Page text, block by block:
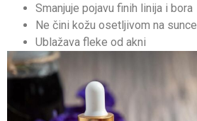
Smanjuje pojavu finih linija i bora
Ne čini kožu osetljivom na sunce
Ublažava fleke od akni